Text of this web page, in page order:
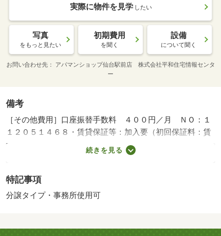
実際に物件を見学 したい
写真
をもっと見たい
初期費用
を聞く
設備
について聞く
お問い合わせ先
アパマンショップ仙台駅前店 株式会社平和住宅情報センタ
ー
備考
［その他費用］口座振替手数料 ４００円／月 ＮＯ：１
１２０５１４６８・賃貸保証等：加入要（初回保証料：賃
料等の１ヶ月分（最低３万）継続保証料：１万／年 支払
手数料：賃料等の１％／月）・維持費等：月額費用２，４
♪ 分譲マンションの１室賃貸♪ 地下鉄東西線『大町西公
園駅』から徒歩約６分なのでアクセス良好です☆ 敷地内
円/鍵交換費（課税対象） 19800円
続きを見る
特記事項
分譲タイプ・事務所使用可